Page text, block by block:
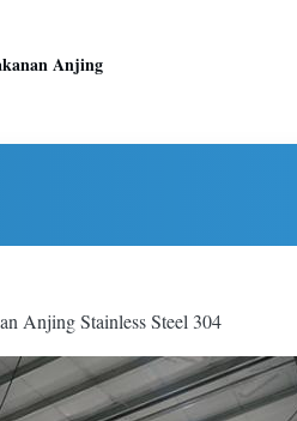
Anjing
Anjing Stainless Steel 304